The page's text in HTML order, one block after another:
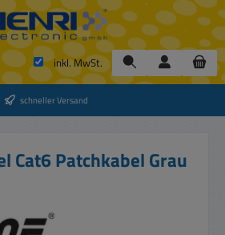
inkl. MwSt.
schneller Versand
Cat6 Patchkabel Grau